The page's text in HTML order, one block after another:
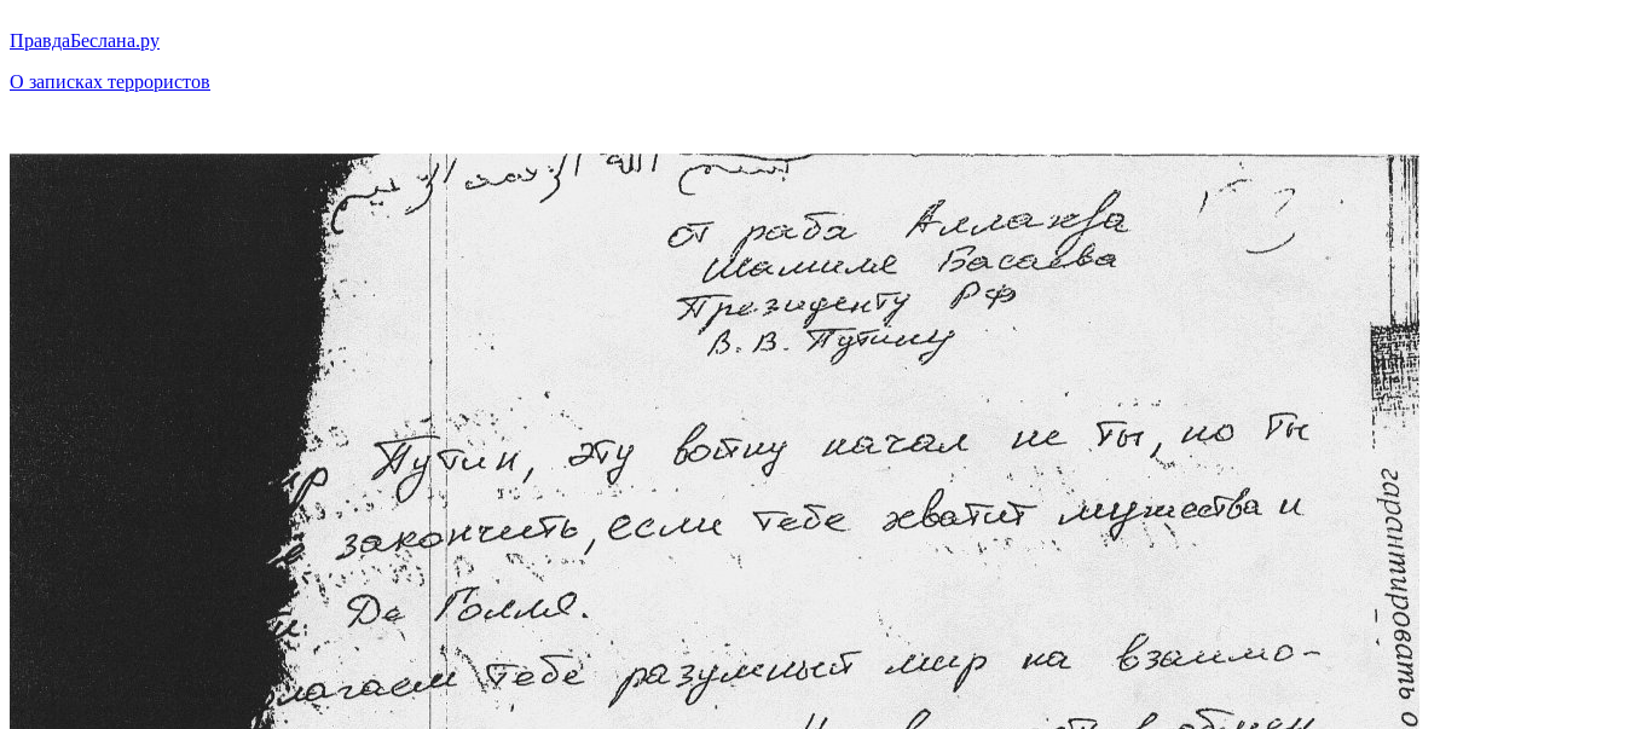
ПравдаБеслана.ру
О записках террористов